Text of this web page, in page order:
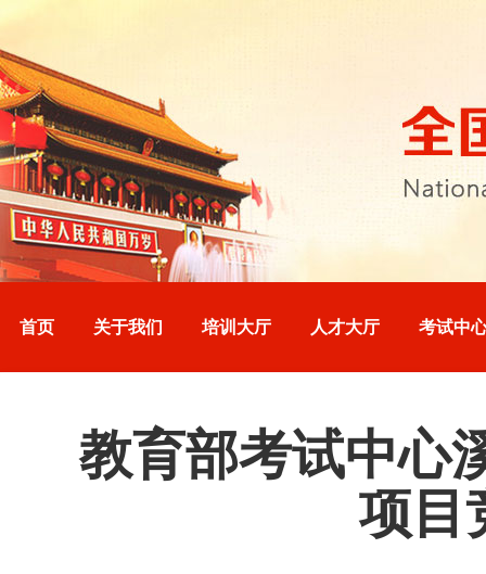
首页 关于我们 培训大厅 人才大厅 考试中
教育部考试中心
项目